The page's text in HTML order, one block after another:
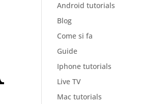
Android tutorials
Blog
Come si fa
Guide
Iphone tutorials
Live TV
Mac tutorials